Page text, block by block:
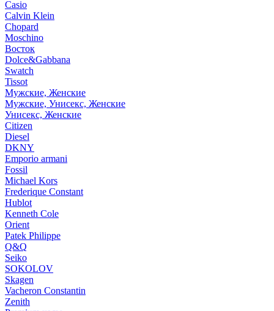
Casio
Calvin Klein
Chopard
Moschino
Восток
Dolce&Gabbana
Swatch
Tissot
Мужские, Женские
Мужские, Унисекс, Женские
Унисекс, Женские
Citizen
Diesel
DKNY
Emporio armani
Fossil
Michael Kors
Frederique Constant
Hublot
Kenneth Cole
Orient
Patek Philippe
Q&Q
Seiko
SOKOLOV
Skagen
Vacheron Constantin
Zenith